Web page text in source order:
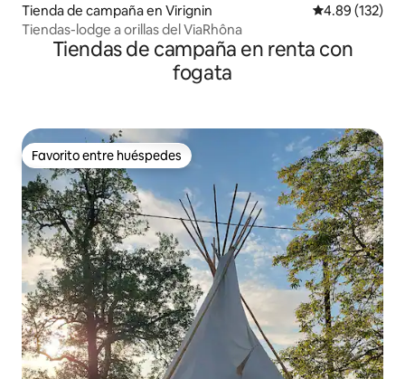
Tienda de campaña en Virignin Calificación
4.89 (132)
Tiendas-lodge a orillas del ViaRhôna
Tiendas de campaña en renta con
fogata
Favorito entre huéspedes
Favorito entre huéspedes